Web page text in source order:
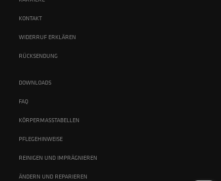
KONTAKT
WIDERRUF ERKLÄREN
RÜCKSENDUNG
DOWNLOADS
FAQ
KÖRPERMASSTABELLEN
PFLEGEHINWEISE
REINIGEN UND IMPRÄGNIEREN
ÄNDERN UND REPARIEREN